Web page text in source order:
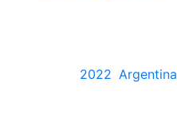
2022 Argentina